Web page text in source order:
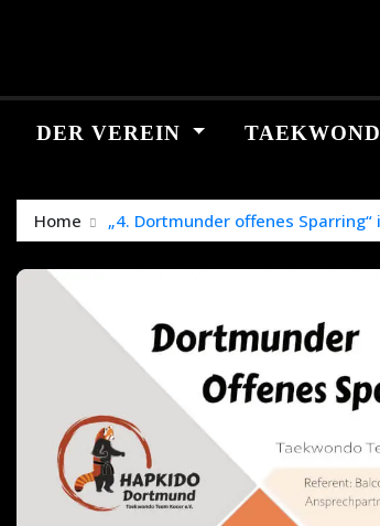
DER VEREIN
Home „4. Dortmunder offenes Sparring“